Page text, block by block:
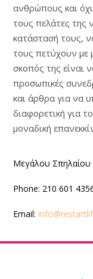
ανθρώπους και
τους πελάτες της
κατάστασή τους,
τους πετύχουν με
σκοπός της είναι
προσωπικές
και άρθρα για να
διαφορετική για
μοναδική
Μεγάλου Σπηλαίου
Phone: 210 601
Email: